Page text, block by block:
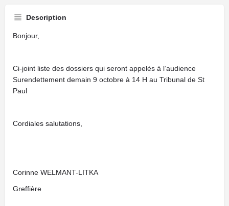
Description
Bonjour,
Ci-joint liste des dossiers qui seront appelés à l’audience
Surendettement demain 9 octobre à 14 H au Tribunal de St
Paul
Cordiales salutations,
Corinne WELMANT-LITKA
Greffière